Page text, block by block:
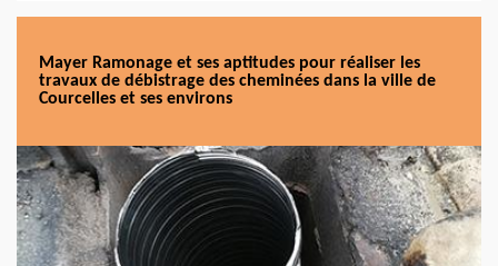
Mayer Ramonage et ses aptitudes pour réaliser les
travaux de débistrage des cheminées dans la ville de
Courcelles et ses environs